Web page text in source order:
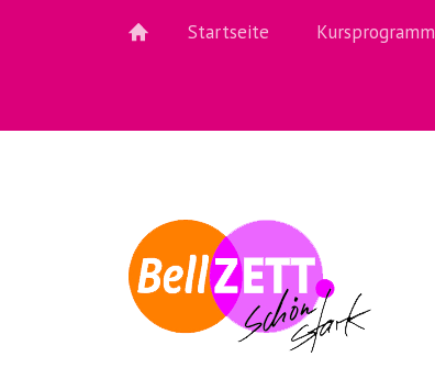
Startseite Kursprogramm